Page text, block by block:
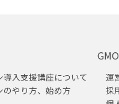
入支援講座について
のやり方、始め方
運
採